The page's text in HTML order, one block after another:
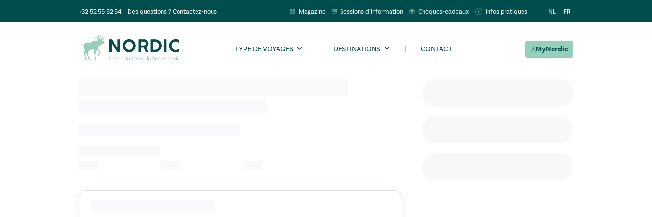
+32 52 55 52 54 – Des questions ? Contactez-nous Magazine Sessions d’information Chèques-cadeaux Infos pratiques NL FR
TYPE DE VOYAGES DESTINATIONS CONTACT MyNordic